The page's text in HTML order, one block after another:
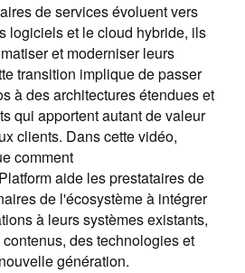
de services évoluent vers
logiciels et le cloud hybride, ils
et moderniser leurs
transition implique de passer
à des architectures étendues et
qui apportent autant de valeur
clients. Dans cette vidéo,
comment
aide les prestataires de
de l'écosystème à intégrer
à leurs systèmes existants,
des technologies et
génération.